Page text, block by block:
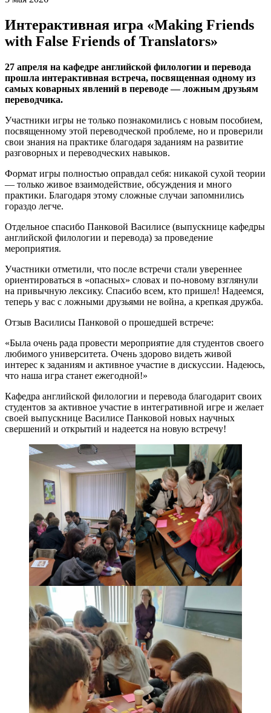
Интерактивная игра «Making Friends
with False Friends of Translators»
27 апреля на кафедре английской филологии и перевода
прошла интерактивная встреча, посвященная одному из
самых коварных явлений в переводе — ложным друзьям
переводчика.
Участники игры не только познакомились с новым пособием,
посвященному этой переводческой проблеме, но и проверили
свои знания на практике благодаря заданиям на развитие
разговорных и переводческих навыков.
Формат игры полностью оправдал себя: никакой сухой теории
— только живое взаимодействие, обсуждения и много
практики. Благодаря этому сложные случаи запомнились
гораздо легче.
Отдельное спасибо Панковой Василисе (выпускнице кафедры
английской филологии и перевода) за проведение
мероприятия.
Участники отметили, что после встречи стали увереннее
ориентироваться в «опасных» словах и по-новому взглянули
на привычную лексику. Спасибо всем, кто пришел! Надеемся,
теперь у вас с ложными друзьями не война, а крепкая дружба.
Отзыв Василисы Панковой о прошедшей встрече:
«Была очень рада провести мероприятие для студентов своего
любимого университета. Очень здорово видеть живой
интерес к заданиям и активное участие в дискуссии. Надеюсь,
что наша игра станет ежегодной!»
Кафедра английской филологии и перевода благодарит своих
студентов за активное участие в интегративной игре и желает
своей выпускнице Василисе Панковой новых научных
свершений и открытий и надеется на новую встречу!